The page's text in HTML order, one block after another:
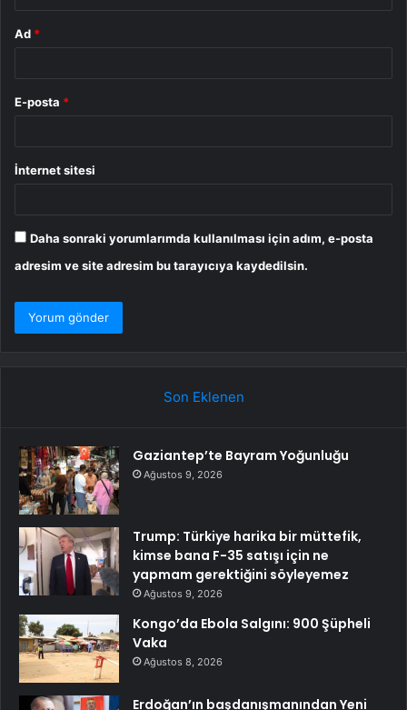
Ad *
E-posta *
İnternet sitesi
Daha sonraki yorumlarımda kullanılması için adım, e-posta
adresim ve site adresim bu tarayıcıya kaydedilsin.
Son Eklenen
Gaziantep’te Bayram Yoğunluğu
Ağustos 9, 2026
Trump: Türkiye harika bir müttefik,
kimse bana F-35 satışı için ne
yapmam gerektiğini söyleyemez
Ağustos 9, 2026
Kongo’da Ebola Salgını: 900 Şüpheli
Vaka
Ağustos 8, 2026
Erdoğan’ın başdanışmanından Yeni